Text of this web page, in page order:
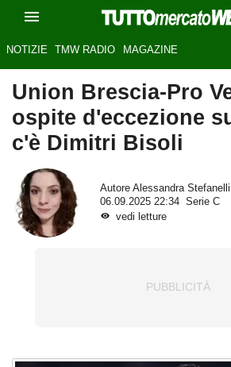
NOTIZIE TMW RADIO MAGAZINE
Union Brescia-Pro
ospite d'eccezione
c'è Dimitri Bisoli
Autore Alessandra Stefanelli
06.09.2025 22:34
Serie C
vedi letture